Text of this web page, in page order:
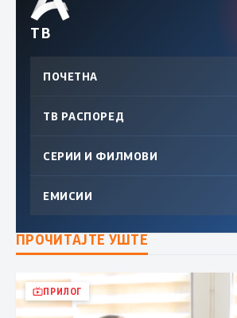
ТВ
ПОЧЕТНА
ТВ РАСПОРЕД
СЕРИИ И ФИЛМОВИ
ЕМИСИИ
ПРОЧИТАЈТЕ УШТЕ
ПРИЛОГ